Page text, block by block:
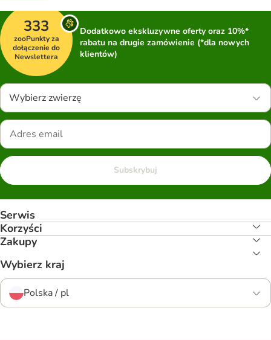
333
zooPunkty za
dołączenie do
Newslettera
Dodatkowo ekskluzywne oferty oraz 10%*
rabatu na drugie zamówienie (*dla nowych
klientów)
Wybierz zwierzę
Subskrybuj
Serwis
Korzyści
Zakupy
Wybierz kraj
Polska / pl